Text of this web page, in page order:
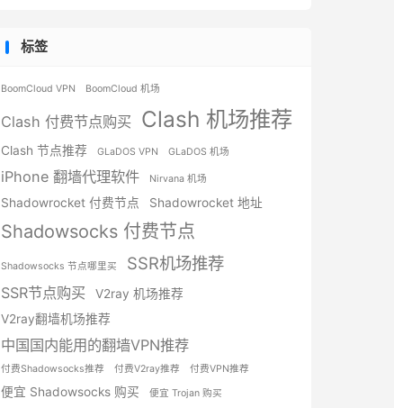
标签
BoomCloud VPN BoomCloud 机场
Clash 付费节点购买 Clash 机场推荐
Clash 节点推荐 GLaDOS VPN GLaDOS 机场
iPhone 翻墙代理软件 Nirvana 机场
Shadowrocket 付费节点 Shadowrocket 地址
Shadowsocks 付费节点
Shadowsocks 节点哪里买 SSR机场推荐
SSR节点购买
V2ray 机场推荐
V2ray翻墙机场推荐
中国国内能用的翻墙VPN推荐
付费Shadowsocks推荐 付费V2ray推荐 付费VPN推荐
便宜 Shadowsocks 购买 便宜 Trojan 购买